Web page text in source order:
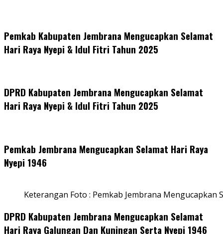
Pemkab Kabupaten Jembrana Mengucapkan Selamat
Hari Raya Nyepi & Idul Fitri Tahun 2025
DPRD Kabupaten Jembrana Mengucapkan Selamat
Hari Raya Nyepi & Idul Fitri Tahun 2025
Pemkab Jembrana Mengucapkan Selamat Hari Raya
Nyepi 1946
Keterangan Foto : Pemkab Jembrana Mengucapkan
DPRD Kabupaten Jembrana Mengucapkan Selamat
Hari Raya Galungan Dan Kuningan Serta Nyepi 1946